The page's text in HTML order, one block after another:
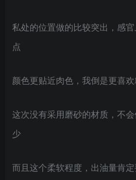
私处的位置做的比较突出，感
点
颜色更贴近肉色，我倒是更喜
这次没有采用磨砂的材质，不
少
而且这个柔软程度，出油量肯